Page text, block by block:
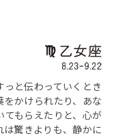
と伝わっていくとき
かけられたり、あな
もらえたりと、心が
驚きよりも、静かに